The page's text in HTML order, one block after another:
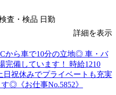
査・検品 日勤
詳細を表示